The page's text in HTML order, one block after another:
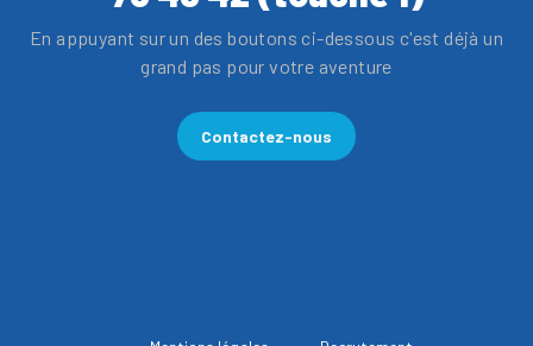
En appuyant sur un des boutons ci-dessous c'est déjà un
grand pas pour votre aventure
Contactez-nous